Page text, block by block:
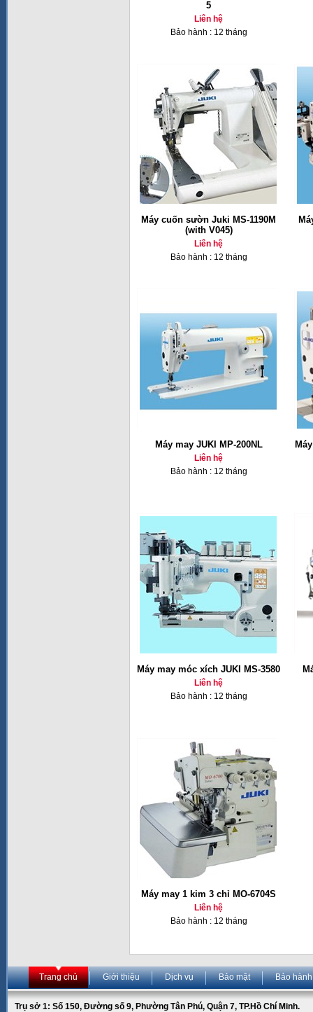
5
Liên hệ
Bảo hành : 12 tháng
Máy cuốn sườn Juki MS-1190M
(with V045)
Liên hệ
Bảo hành : 12 tháng
Máy may JUKI MP-200NL
Liên hệ
Bảo hành : 12 tháng
Máy may móc xích JUKI MS-3580
Liên hệ
Bảo hành : 12 tháng
Máy may 1 kim 3 chỉ MO-6704S
Liên hệ
Bảo hành : 12 tháng
Trang chủ Giới thiệu Dịch vụ Bảo mật Bảo hành
Trụ sở 1: Số 150, Đường số 9, Phường Tân Phú, Quận 7, TP.Hồ Chí Minh.